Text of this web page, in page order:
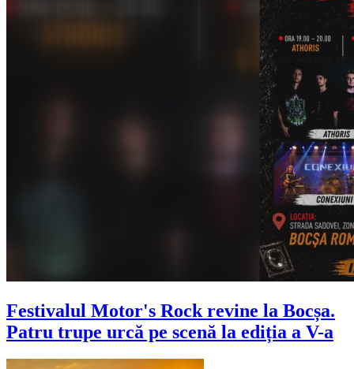
Festivalul Motor's Rock revine la Bocșa.
Patru trupe urcă pe scenă la ediția a V-a